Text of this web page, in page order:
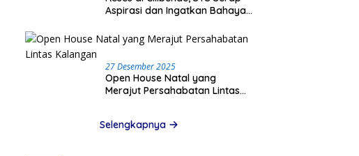
Aspirasi dan Ingatkan Bahaya
27 Desember 2025
Open House Natal yang
Merajut Persahabatan Lintas
Selengkapnya